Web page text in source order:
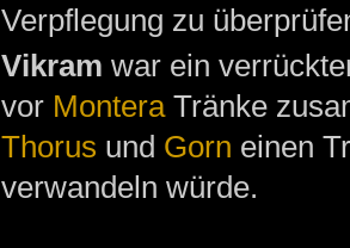
Verpflegung zu
Vikram war ein
vor MonteraTränke
Thorus und Gorn einen
verwandeln würde.